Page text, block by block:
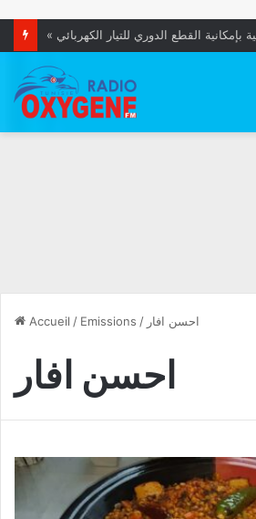
Accueil / Emissions / احسن افار
احسن افار